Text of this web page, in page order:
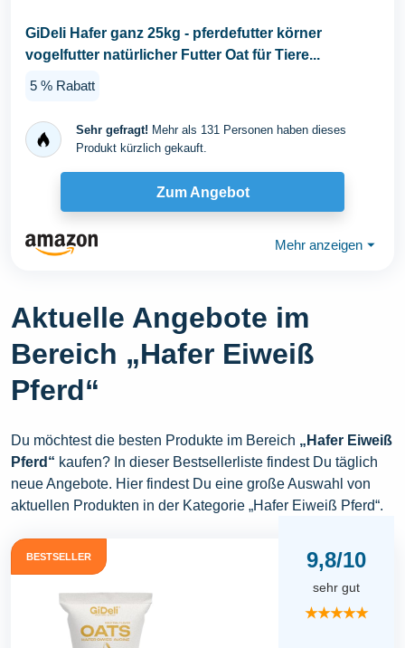
GiDeli Hafer ganz 25kg - pferdefutter körner
vogelfutter natürlicher Futter Oat für Tiere...
5 % Rabatt
Sehr gefragt! Mehr als 131 Personen haben dieses
Produkt kürzlich gekauft.
Zum Angebot
Mehr anzeigen ⏷
Aktuelle Angebote im
Bereich „Hafer Eiweiß
Pferd“
Du möchtest die besten Produkte im Bereich „Hafer Eiweiß
Pferd“ kaufen? In dieser Bestsellerliste findest Du täglich
neue Angebote. Hier findest Du eine große Auswahl von
aktuellen Produkten in der Kategorie „Hafer Eiweiß Pferd“.
BESTSELLER 9,8/10
sehr gut
★★★★★